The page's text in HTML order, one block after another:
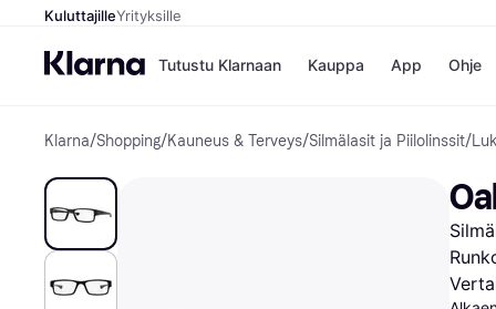
KuluttajilleYrityksille
Tutustu Klarnaan Kauppa
Kaupat
Gigantti
H&M
Peten
Wolt
App Ohje
Klarna/Shopping/Kauneus & Terveys/Silmälasit ja Piilolinssit/